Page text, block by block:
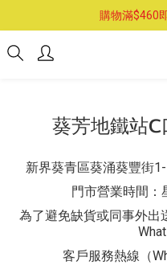
購物滿$460
購物滿$460
已支持葵涌門
葵芳地鐵站
新界葵青區葵涌葵豐街
門市營業時間：
為了避免缺貨或同事外出
客戶服務熱線（